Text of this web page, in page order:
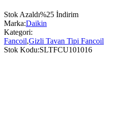
Stok Azaldı%25 İndirim
Marka:Daikin
Kategori:
Fancoil,Gizli Tavan Tipi Fancoil
Stok Kodu:SLTFCU101016